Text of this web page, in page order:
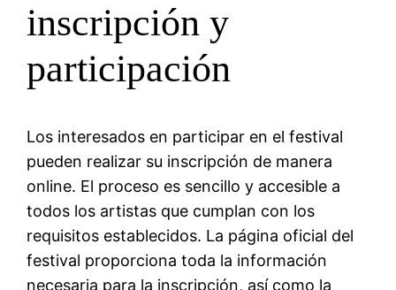
inscripción y
participación
Los interesados en participar en el festival
pueden realizar su inscripción de manera
online. El proceso es sencillo y accesible a
todos los artistas que cumplan con los
requisitos establecidos. La página oficial del
festival proporciona toda la información
necesaria para la inscripción, así como la